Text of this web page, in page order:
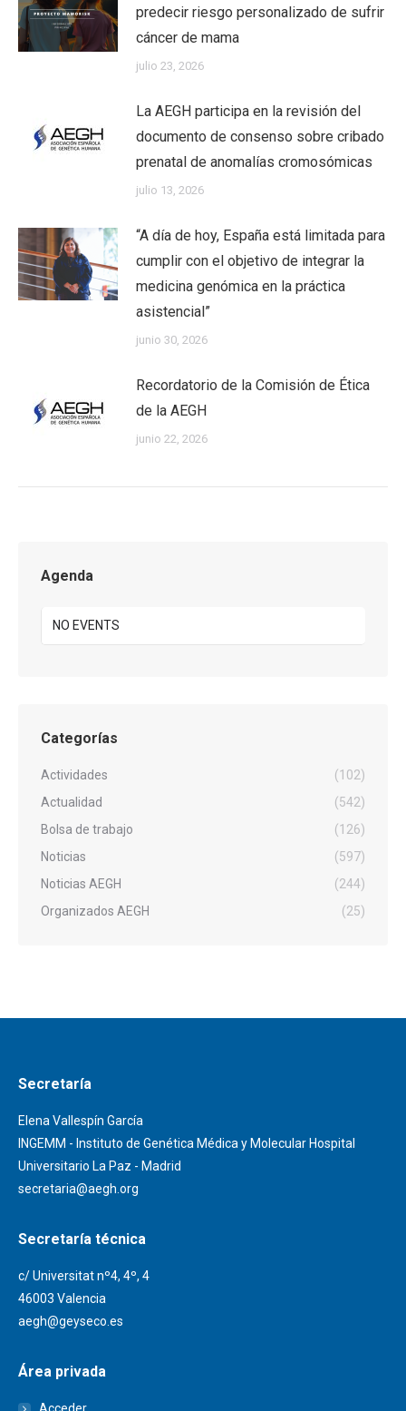
predecir riesgo personalizado de sufrir
cáncer de mama
julio 23, 2026
La AEGH participa en la revisión del
documento de consenso sobre cribado
prenatal de anomalías cromosómicas
julio 13, 2026
“A día de hoy, España está limitada para
cumplir con el objetivo de integrar la
medicina genómica en la práctica
asistencial”
junio 30, 2026
Recordatorio de la Comisión de Ética
de la AEGH
junio 22, 2026
Agenda
NO EVENTS
Categorías
Actividades
(102)
Actualidad
(542)
Bolsa de trabajo
(126)
Noticias
(597)
Noticias AEGH
(244)
Organizados AEGH
(25)
Secretaría
Elena Vallespín García
INGEMM - Instituto de Genética Médica y Molecular Hospital
Universitario La Paz - Madrid
secretaria@aegh.org
Secretaría técnica
c/ Universitat nº4, 4º, 4
46003 Valencia
aegh@geyseco.es
Área privada